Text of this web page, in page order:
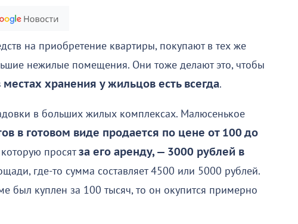
на приобретение квартиры, покупают в тех же
нежилые помещения. Они тоже делают это, чтобы
местах хранения у жильцов есть всегда.
в больших жилых комплексах. Малюсенькое
в готовом виде продается по цене от 100 до
просятза его аренду, — 3000 рублей в
где-то сумма составляет 4500 или 5000 рублей.
был куплен за 100 тысяч, то он окупится примерно